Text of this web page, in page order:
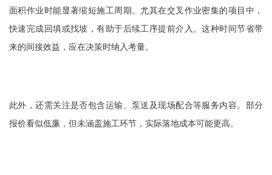
面积作业时能显著缩短施工周期。尤其在交叉作业密集的项目中，
快速完成回填或找坡，有助于后续工序提前介入。这种时间节省带
来的间接效益，应在决策时纳入考量。
此外，还需关注是否包含运输、泵送及现场配合等服务内容。部分
报价看似低廉，但未涵盖施工环节，实际落地成本可能更高。